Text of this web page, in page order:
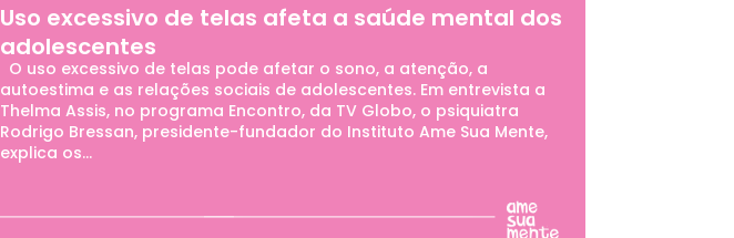
Uso excessivo de telas afeta a saúde mental dos
adolescentes
O uso excessivo de telas pode afetar o sono, a atenção, a
autoestima e as relações sociais de adolescentes. Em entrevista a
Thelma Assis, no programa Encontro, da TV Globo, o psiquiatra
Rodrigo Bressan, presidente-fundador do Instituto Ame Sua Mente,
explica os...